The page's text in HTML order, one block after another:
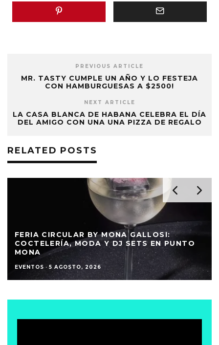
PREVIOUS ARTICLE
MR. TASTY CUMPLE UN AÑO Y LO FESTEJA
CON HAMBURGUESAS A $2500!
NEXT ARTICLE
LA CASA BLANCA DE HABANA CELEBRA EL DÍA
DEL AMIGO CON UNA UNA PIZZA DE REGALO
RELATED POSTS
FERIA CIRCULAR BY MONA GALLOSI:
COCTELERÍA, MODA Y DJ SETS EN PUNTO
MONA
EVENTOS · 5 AGOSTO, 2026